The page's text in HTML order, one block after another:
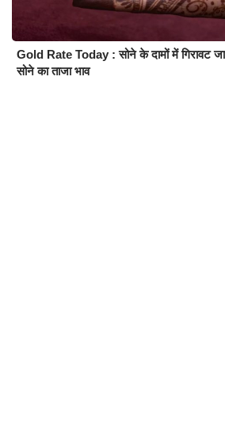
Gold Rate Today : सोने के दामों में गिरावट
सोने का ताजा भाव